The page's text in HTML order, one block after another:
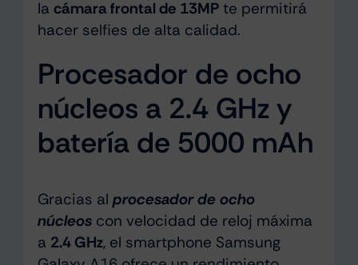
la cámara frontal de 13MPte permitirá
hacer selfies de alta calidad.
Procesador de ocho
núcleos a 2.4 GHz y
batería de 5000 mAh
Gracias al procesador de ocho
núcleoscon velocidad de reloj máxima
a 2.4 GHz, el smartphone Samsung